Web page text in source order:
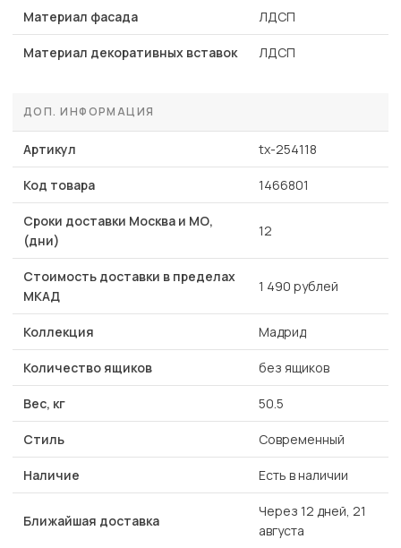
Материал фасада ЛДСП
Материал декоративных вставок ЛДСП
ДОП. ИНФОРМАЦИЯ
Артикул tx-254118
Код товара 1466801
Сроки доставки Москва и МО,
(дни)
12
Стоимость доставки в пределах
МКАД
1 490 рублей
Коллекция Мадрид
Количество ящиков без ящиков
Вес, кг 50.5
Стиль Современный
Наличие Есть в наличии
Ближайшая доставка
Через 12 дней, 21
августа